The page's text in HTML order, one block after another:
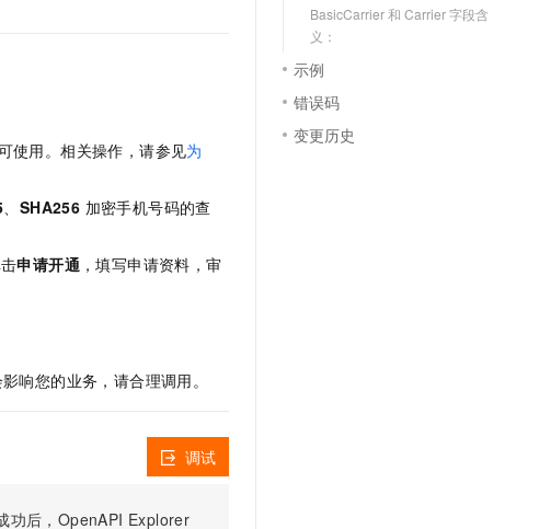
使用。相关操作，请参见为
、 SHA256 加密手机号码的查
申请开通 ，填写申请资料，审
响您的业务，请合理调用。
功后，OpenAPI Explorer
调试
BasicCarrier 和 Carrier 字段含
义：
示例
错误码
变更历史
高表现力语音合成大模型，语音克隆听感自然
Fun-ASR
AI 应用创作平台
数据信息提取
上云场景组合购
云聚AI 严选权益
精选AI产品，从模型到应用全链提效
程序
序
SSL 证书